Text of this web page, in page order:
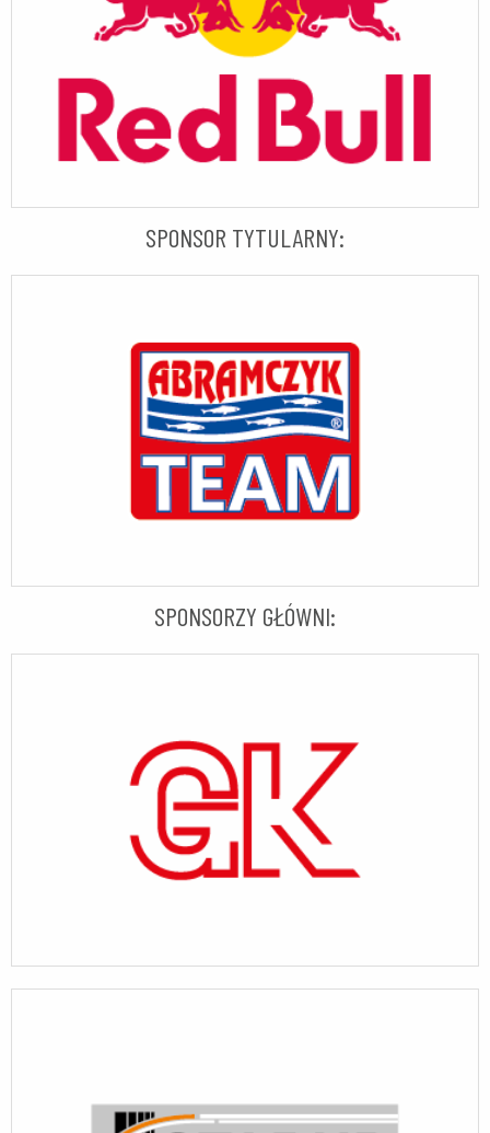
SPONSOR TYTULARNY:
SPONSORZY GŁÓWNI: